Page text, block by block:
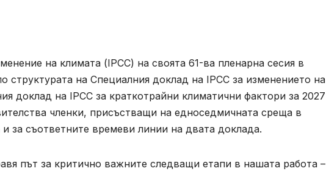
на климата (IPCC) на своята 61-ва пленарна сесия в
структурата на Специалния доклад на IPCC за изменението на
доклад на IPCC за краткотрайни климатични фактори за 2027
членки, присъстващи на едноседмичната среща в
за съответните времеви линии на двата доклада.
път за критично важните следващи етапи в нашата работа –